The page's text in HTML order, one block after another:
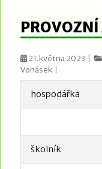
21.května 2023 |
Vonásek |
hospodářka
školník